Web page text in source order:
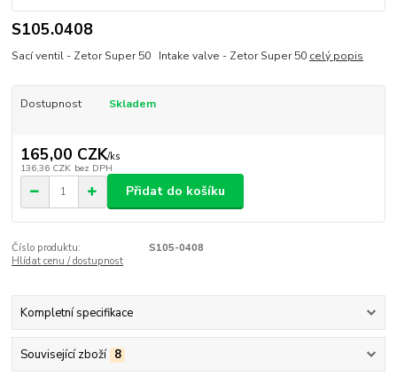
S105.0408
Sací ventil - Zetor Super 50 Intake valve - Zetor Super 50 celý popis
Dostupnost Skladem
165,00 CZK/ks
136,36 CZK bez DPH
Přidat do košíku
Číslo produktu:
S105-0408
Hlídat cenu / dostupnost
Kompletní specifikace
Související zboží 8